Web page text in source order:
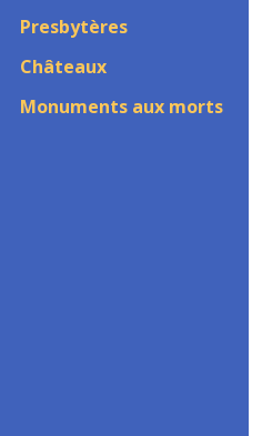
Presbytères
Châteaux
Monuments aux morts